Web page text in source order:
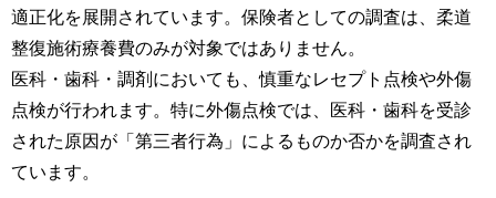
適正化を展開されています。保険者としての調査は、柔道
整復施術療養費のみが対象ではありません。
医科・歯科・調剤においても、慎重なレセプト点検や外傷
点検が行われます。特に外傷点検では、医科・歯科を受診
された原因が「第三者行為」によるものか否かを調査され
ています。